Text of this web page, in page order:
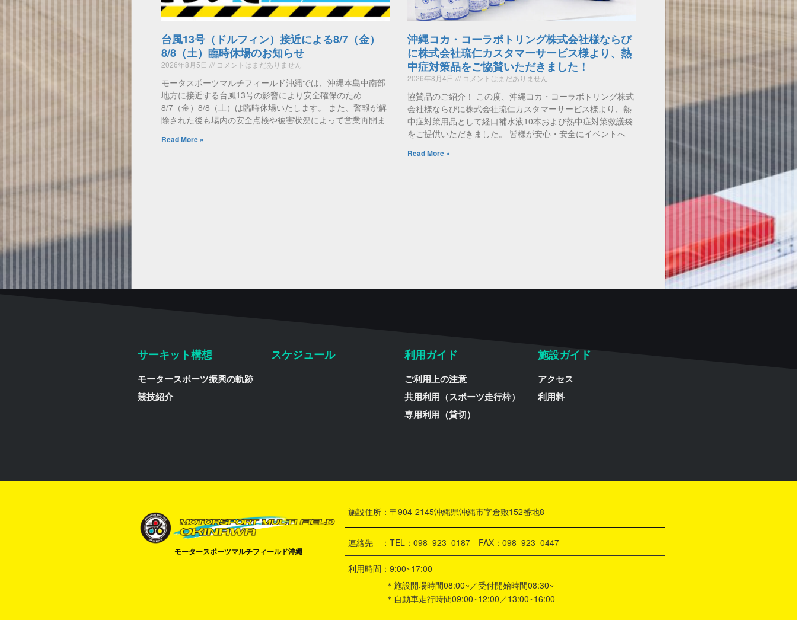
台風13号（ドルフィン）接近による8/7（金）
8/8（土）臨時休場のお知らせ
2026年8月5日 コメントはまだありません
モータスポーツマルチフィールド沖縄では、沖縄本島中南部
地方に接近する台風13号の影響により安全確保のため
8/7（金）8/8（土）は臨時休場いたします。 また、警報が解
除された後も場内の安全点検や被害状況によって営業再開ま
Read More »
沖縄コカ・コーラボトリング株式会社様ならび
に株式会社琉仁カスタマーサービス様より、熱
中症対策品をご協賛いただきました！
2026年8月4日 コメントはまだありません
協賛品のご紹介！ この度、沖縄コカ・コーラボトリング株式
会社様ならびに株式会社琉仁カスタマーサービス様より、熱
中症対策用品として経口補水液10本および熱中症対策救護袋
をご提供いただきました。 皆様が安心・安全にイベントへ
Read More »
サーキット構想
モータースポーツ振興の軌跡
競技紹介
スケジュール 利用ガイド
ご利用上の注意
共用利用（スポーツ走行枠）
専用利用（貸切）
施設ガイド
アクセス
利用料
モータースポーツマルチフィールド沖縄
施設住所：〒904-2145沖縄県沖縄市字倉敷152番地8
連絡先 ：TEL：098−923−0187 FAX：098–923−0447
利用時間：9:00~17:00
＊施設開場時間08:00~／受付開始時間08:30~
＊自動車走行時間09:00~12:00／13:00~16:00